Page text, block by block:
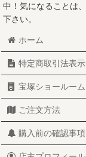
中！気になることは
下さい。
ホーム
特定商取引法表示
宝塚ショールーム
ご注文方法
購入前の確認事項